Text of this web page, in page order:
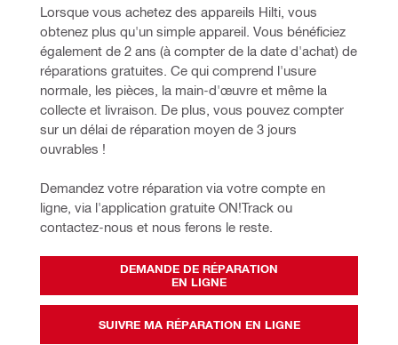
Lorsque vous achetez des appareils Hilti, vous
obtenez plus qu'un simple appareil. Vous bénéficiez
également de 2 ans (à compter de la date d'achat) de
réparations gratuites. Ce qui comprend l'usure
normale, les pièces, la main-d'œuvre et même la
collecte et livraison. De plus, vous pouvez compter
sur un délai de réparation moyen de 3 jours
ouvrables !
Demandez votre réparation via votre compte en
ligne, via l'application gratuite ON!Track ou
contactez-nous et nous ferons le reste.
DEMANDE DE RÉPARATION
EN LIGNE
SUIVRE MA RÉPARATION EN LIGNE